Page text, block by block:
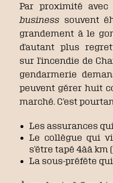
Par proximité
business souvent
grandement à le
d’autant plus
sur l’incendie de
gendarmerie
peuvent gérer huit
marché. C’est
Les assurances
Le collègue qui
s’être tapé 4àà km (
La sous-préfète